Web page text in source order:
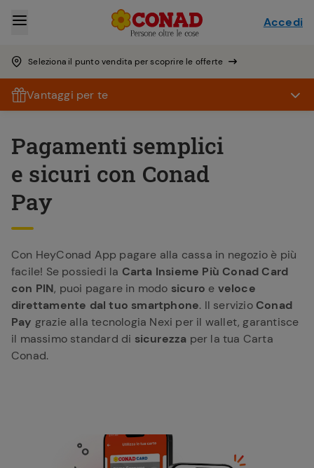
Seleziona il punto vendita per scoprire le offerte
Accedi
Vantaggi per te
Pagamenti semplici
e sicuri con Conad
Pay
Con HeyConad App pagare alla cassa in negozio è più
facile! Se possiedi la Carta Insieme Più Conad Card
con PIN, puoi pagare in modo sicuro e veloce
direttamente dal tuo smartphone. Il servizio Conad
Pay grazie alla tecnologia Nexi per il wallet, garantisce
il massimo standard di sicurezza per la tua Carta
Conad.